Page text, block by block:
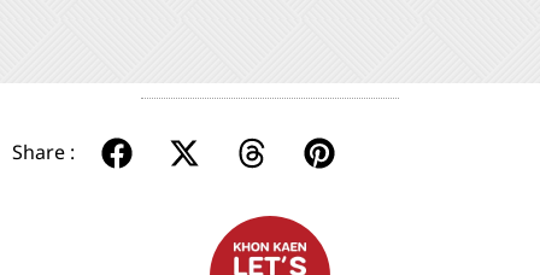
Share :